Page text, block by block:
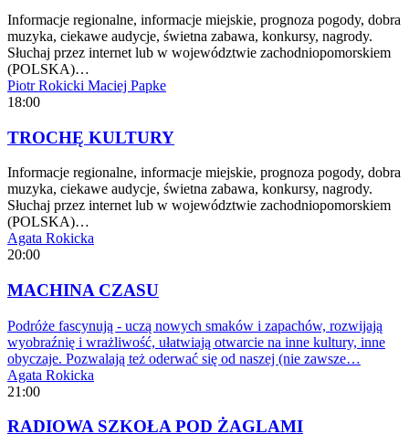
Informacje regionalne, informacje miejskie, prognoza pogody, dobra
muzyka, ciekawe audycje, świetna zabawa, konkursy, nagrody.
Słuchaj przez internet lub w województwie zachodniopomorskiem
(POLSKA)…
Piotr Rokicki Maciej Papke
18:00
TROCHĘ KULTURY
Informacje regionalne, informacje miejskie, prognoza pogody, dobra
muzyka, ciekawe audycje, świetna zabawa, konkursy, nagrody.
Słuchaj przez internet lub w województwie zachodniopomorskiem
(POLSKA)…
Agata Rokicka
20:00
MACHINA CZASU
Podróże fascynują - uczą nowych smaków i zapachów, rozwijają
wyobraźnię i wrażliwość, ułatwiają otwarcie na inne kultury, inne
obyczaje. Pozwalają też oderwać się od naszej (nie zawsze…
Agata Rokicka
21:00
RADIOWA SZKOŁA POD ŻAGLAMI